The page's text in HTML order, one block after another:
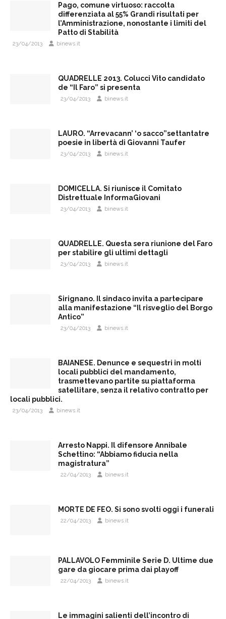
Pago, comune virtuoso: raccolta
differenziata al 55% Grandi risultati per
l’Amministrazione, nonostante i limiti del
Patto di Stabilità
23/04/2013 binews.it
QUADRELLE 2013. Colucci Vito candidato
de “Il Faro” si presenta
23/04/2013 binews.it
LAURO. “Arrevacann’ ‘o sacco”settantatre
poesie in libertà di Giovanni Taufer
23/04/2013 binews.it
DOMICELLA. Si riunisce il Comitato
Distrettuale InformaGiovani
23/04/2013 binews.it
QUADRELLE. Questa sera riunione del Faro
per stabilire gli ultimi dettagli
23/04/2013 binews.it
Sirignano. Il sindaco invita a partecipare
alla manifestazione “Il risveglio del Borgo
Antico”
23/04/2013 binews.it
BAIANESE. Denunce e sequestri in molti
locali pubblici del mandamento,
trasmettevano partite su piattaforma
satellitare, senza il relativo contratto per
locali pubblici.
23/04/2013 binews.it
Arresto Nappi. Il difensore Annibale
Schettino: “Abbiamo fiducia nella
magistratura”
22/04/2013 binews.it
MORTE DE FEO. Si sono svolti oggi i funerali
22/04/2013 binews.it
PALLAVOLO Femminile Serie D. Ultime due
gare da giocare prima dai playoff
22/04/2013 binews.it
Le immagini salienti dell’incontro di